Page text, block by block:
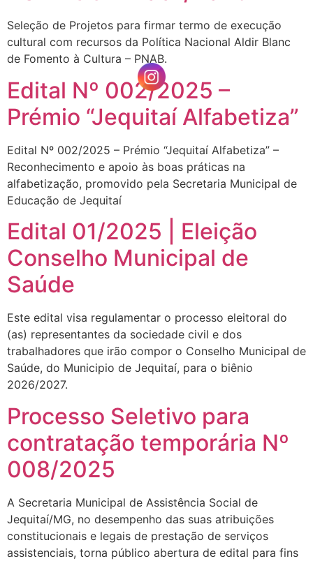
Seleção de Projetos para firmar termo de execução
cultural com recursos da Política Nacional Aldir Blanc
de Fomento à Cultura – PNAB.
Edital Nº 002/2025 –
Prémio “Jequitaí Alfabetiza”
Edital Nº 002/2025 – Prémio “Jequitaí Alfabetiza” –
Reconhecimento e apoio às boas práticas na
alfabetização, promovido pela Secretaria Municipal de
Educação de Jequitaí
Edital 01/2025 | Eleição
Conselho Municipal de
Saúde
Este edital visa regulamentar o processo eleitoral do
(as) representantes da sociedade civil e dos
trabalhadores que irão compor o Conselho Municipal de
Saúde, do Municipio de Jequitaí, para o biênio
2026/2027.
Processo Seletivo para
contratação temporária Nº
008/2025
A Secretaria Municipal de Assistência Social de
Jequitaí/MG, no desempenho das suas atribuições
constitucionais e legais de prestação de serviços
assistenciais, torna público abertura de edital para fins